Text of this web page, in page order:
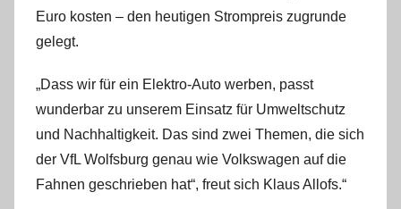
Euro kosten – den heutigen Strompreis zugrunde
gelegt.
„Dass wir für ein Elektro-Auto werben, passt
wunderbar zu unserem Einsatz für Umweltschutz
und Nachhaltigkeit. Das sind zwei Themen, die sich
der VfL Wolfsburg genau wie Volkswagen auf die
Fahnen geschrieben hat“, freut sich Klaus Allofs.“